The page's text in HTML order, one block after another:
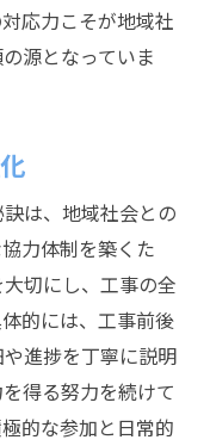
応力こそが地域社
源となっていま
は、地域社会との
力体制を築くた
切にし、工事の全
的には、工事前後
進捗を丁寧に説明
得る努力を続けて
的な参加と日常的